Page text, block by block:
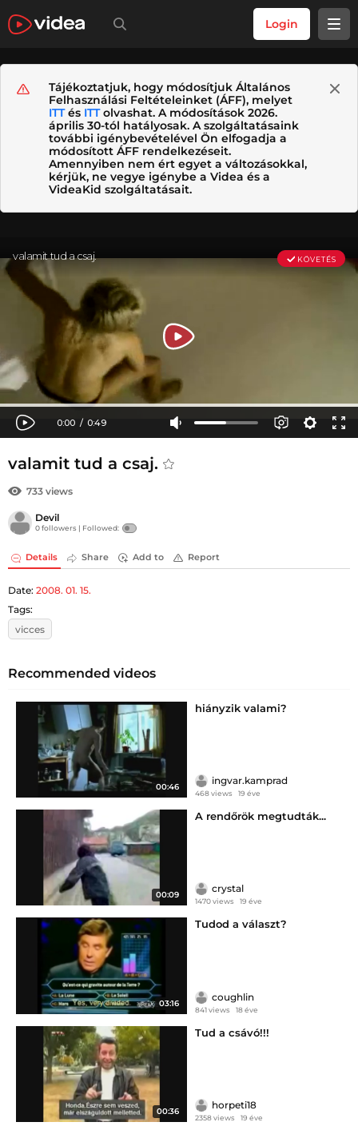
Login
Tájékoztatjuk, hogy módosítjuk Általános
Felhasználási Feltételeinket (ÁFF), melyet
ITTés ITTolvashat. A módosítások 2026.
április 30-tól hatályosak. A szolgáltatásaink
további igénybevételével Ön elfogadja a
módosított ÁFF rendelkezéseit.
Amennyiben nem ért egyet a változásokkal,
kérjük, ne vegye igénybe a Videa és a
VideaKid szolgáltatásait.
valamit tud a csaj.
733 views
Devil
0 followers | Followed:
Details Share Add to Report
Date: 2008. 01. 15.
Tags:
vicces
Recommended videos
00:46
hiányzik valami?
ingvar.kamprad
468 views 19 éve
00:09
A rendőrök megtudták...
crystal
1470 views 19 éve
03:16
Tudod a választ?
coughlin
841 views 18 éve
00:36
Tud a csávó!!!
horpeti18
2358 views 19 éve